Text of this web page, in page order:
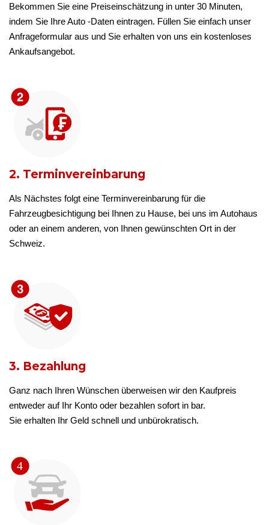
Bekommen Sie eine Preiseinschätzung in unter 30 Minuten,
indem Sie Ihre Auto -Daten eintragen. Füllen Sie einfach unser
Anfrageformular aus und Sie erhalten von uns ein kostenloses
Ankaufsangebot.
2. Terminvereinbarung
Als Nächstes folgt eine Terminvereinbarung für die
Fahrzeugbesichtigung bei Ihnen zu Hause, bei uns im Autohaus
oder an einem anderen, von Ihnen gewünschten Ort in der
Schweiz.
3. Bezahlung
Ganz nach Ihren Wünschen überweisen wir den Kaufpreis
entweder auf Ihr Konto oder bezahlen sofort in bar.
Sie erhalten Ihr Geld schnell und unbürokratisch.